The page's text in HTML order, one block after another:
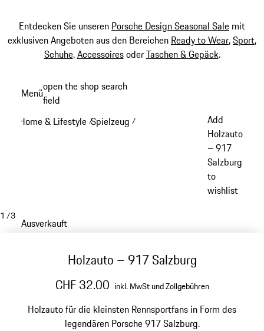
Entdecken Sie unseren Porsche Design Seasonal Sale mit
exklusiven Angeboten aus den Bereichen Ready to Wear,Sport,
Schuhe,AccessoiresoderTaschen & Gepäck.
Hauptinhalt
Menüopen the shop search
field
Home & Lifestyle /Spielzeug /
Add
Holzauto
– 917
Salzburg
to
wishlist
1 /3
Ausverkauft
Holzauto – 917 Salzburg
CHF 32.00 inkl. MwSt und Zollgebühren
Holzauto für die kleinsten Rennsportfans in Form des
legendären Porsche 917 Salzburg.